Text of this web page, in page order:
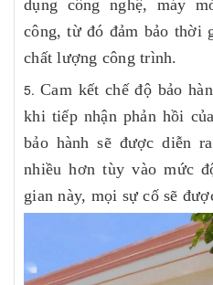
dụng công nghệ, máy
công, từ đó đảm bảo thời
chất lượng công trình.
Cam kết chế độ bảo
khi tiếp nhận phản hồi
bảo hành sẽ được diễn
nhiều hơn tùy vào mức
gian này, mọi sự cố sẽ